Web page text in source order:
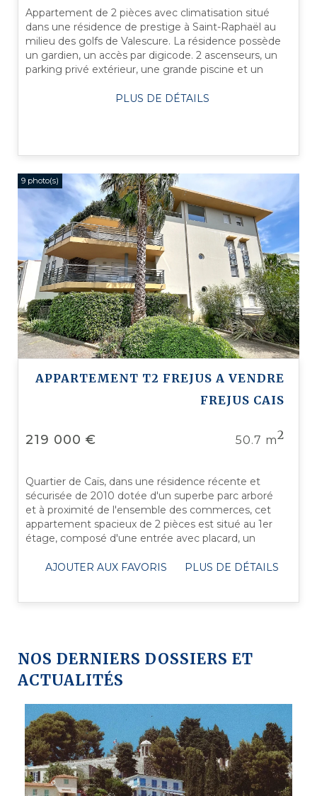
Appartement de 2 pièces avec climatisation situé
dans une résidence de prestige à Saint-Raphaël au
milieu des golfs de Valescure. La résidence possède
un gardien, un accès par digicode. 2 ascenseurs, un
parking privé extérieur, une grande piscine et un
PLUS DE DÉTAILS
9 photo(s)
APPARTEMENT T2 FREJUS A VENDRE
FREJUS CAIS
50.7 m2
219 000 €
Quartier de Caïs, dans une résidence récente et
sécurisée de 2010 dotée d'un superbe parc arboré
et à proximité de l'ensemble des commerces, cet
appartement spacieux de 2 pièces est situé au 1er
étage, composé d'une entrée avec placard, un
AJOUTER AUX FAVORIS
PLUS DE DÉTAILS
NOS DERNIERS DOSSIERS ET
ACTUALITÉS